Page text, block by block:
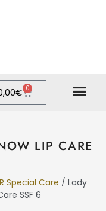
€ 0
LIP CARE
Special Care / Lady
SSF 6